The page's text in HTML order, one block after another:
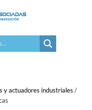
y actuadores industriales /